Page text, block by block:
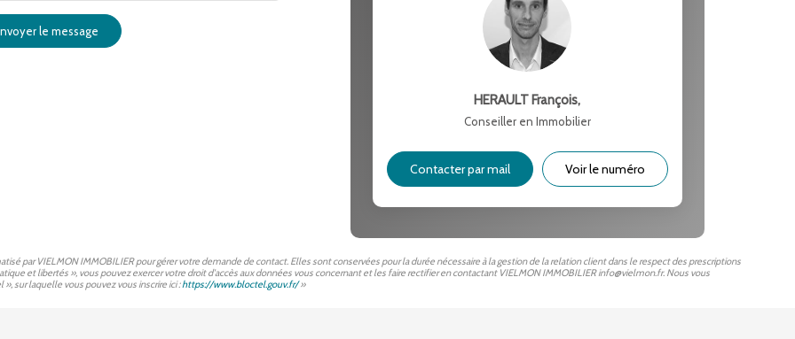
le message
HERAULT François,
Conseiller en Immobilier
Contacter par mail Voir le numéro
par VIELMON IMMOBILIER pour gérer votre demande de contact. Elles sont conservées pour la durée nécessaire à la gestion de la relation client dans le respect des prescriptions
et libertés », vous pouvez exercer votre droit d'accès aux données vous concernant et les faire rectifier en contactant VIELMON IMMOBILIER info@vielmon.fr. Nous vous
sur laquelle vous pouvez vous inscrire ici :https://www.bloctel.gouv.fr/»